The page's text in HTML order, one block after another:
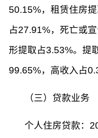
50.15%，租赁住房
占27.91%，死亡或
形提取占3.53%。提
99.65%，高收入占
（三）贷款业务
个人住房贷款：